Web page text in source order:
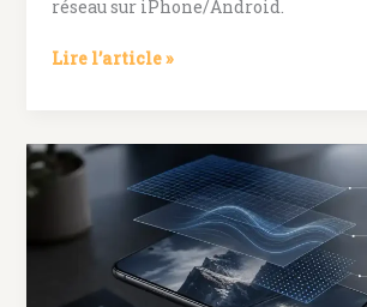
réseau sur iPhone/Android.
Mon
compatible
Modèle,
N28/N78
Lire l’article »